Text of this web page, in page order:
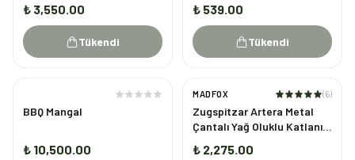
₺ 3,550.00
Tükendi
₺ 539.00
Tükendi
BBQ Mangal
₺ 10,500.00
TÜKENDI
MADFOX (6)
Zugspitzar Artera Metal
Çantalı Yağ Oluklu Katlanır
₺ 2,275.00